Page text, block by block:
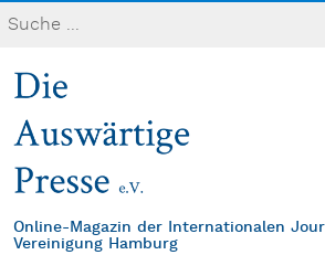
Online-Magazin der Internationalen
Vereinigung Hamburg